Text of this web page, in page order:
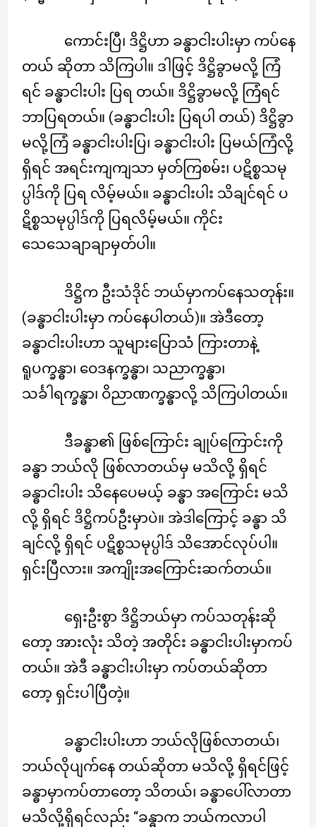
ကောင်းပြီ၊ ဒိဋ္ဌိဟာ ခန္ဓာငါးပါးမှာ ကပ်နေ
တယ် ဆိုတာ သိကြပါ။ ဒါဖြင့် ဒိဋ္ဌိခွာမလို့ ကြံ
ရင် ခန္ဓာငါးပါး ပြရ တယ်။ ဒိဋ္ဌိခွာမလို့ ကြံရင်
ဘာပြရတယ်။ (ခန္ဓာငါးပါး ပြရပါ တယ်) ဒိဋ္ဌိခွာ
မလို့ကြံ ခန္ဓာငါးပါးပြ၊ ခန္ဓာငါးပါး ပြမယ်ကြံလို့
ရှိရင် အရင်းကျကျသာ မှတ်ကြစမ်း၊ ပဋိစ္စသမု
ပ္ပါဒ်ကို ပြရ လိမ့်မယ်။ ခန္ဓာငါးပါး သိချင်ရင် ပ
ဋိစ္စသမုပ္ပါဒ်ကို ပြရလိမ့်မယ်။ ကိုင်း
သေသေချာချာမှတ်ပါ။
ဒိဋ္ဌိက ဦးသံဒိုင် ဘယ်မှာကပ်နေသတုန်း။
(ခန္ဓာငါးပါးမှာ ကပ်နေပါတယ်)။ အဲဒီတော့
ခန္ဓာငါးပါးဟာ သူများပြောသံ ကြားတာနဲ့
ရူပက္ခန္ဓာ၊ ဝေဒနက္ခန္ဓာ၊ သညာက္ခန္ဓာ၊
သင်္ခါရက္ခန္ဓာ၊ ဝိညာဏက္ခန္ဓာလို့ သိကြပါတယ်။
ဒီခန္ဓာ၏ ဖြစ်ကြောင်း ချုပ်ကြောင်းကို
ခန္ဓာ ဘယ်လို ဖြစ်လာတယ်မှ မသိလို့ ရှိရင်
ခန္ဓာငါးပါး သိနေပေမယ့် ခန္ဓာ အကြောင်း မသိ
လို့ ရှိရင် ဒိဋ္ဌိကပ်ဦးမှာပဲ။ အဲဒါကြောင့် ခန္ဓာ သိ
ချင်လို့ ရှိရင် ပဋိစ္စသမုပ္ပါဒ် သိအောင်လုပ်ပါ။
ရှင်းပြီလား။ အကျိုးအကြောင်းဆက်တယ်။
ရှေးဦးစွာ ဒိဋ္ဌိဘယ်မှာ ကပ်သတုန်းဆို
တော့ အားလုံး သိတဲ့ အတိုင်း ခန္ဓာငါးပါးမှာကပ်
တယ်။ အဲဒီ ခန္ဓာငါးပါးမှာ ကပ်တယ်ဆိုတာ
တော့ ရှင်းပါပြီတဲ့။
ခန္ဓာငါးပါးဟာ ဘယ်လိုဖြစ်လာတယ်၊
ဘယ်လိုပျက်နေ တယ်ဆိုတာ မသိလို့ ရှိရင်ဖြင့်
ခန္ဓာမှာကပ်တာတော့ သိတယ်၊ ခန္ဓာပေါ်လာတာ
မသိလို့ရှိရင်လည်း “ခန္ဓာက ဘယ်ကလာပါ